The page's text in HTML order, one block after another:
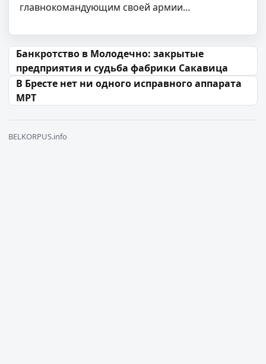
главнокомандующим своей армии…
Навігацыя па запісах
Банкротство в Молодечно: закрытые
предприятия и судьба фабрики Сакавица
В Бресте нет ни одного исправного аппарата
МРТ
BELKORPUS.info